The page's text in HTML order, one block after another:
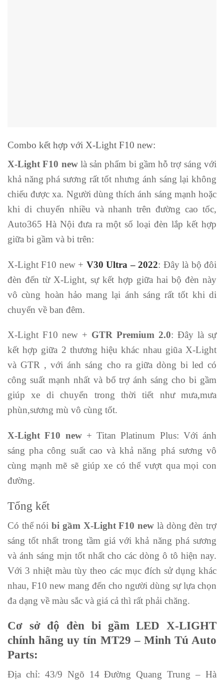
Combo kết hợp với X-Light F10 new:
X-Light F10 newlà sản phẩm bi gầm hỗ trợ sáng với
khả năng phá sương rất tốt nhưng ánh sáng lại không
chiếu được xa. Người dùng thích ánh sáng mạnh hoặc
khi di chuyển nhiều và nhanh trên đường cao tốc,
Auto365 Hà Nội đưa ra một số loại đèn lắp kết hợp
giữa bi gầm và bi trên:
X-Light F10 new + V30 Ultra – 2022: Đây là bộ đôi
đèn đến từ X-Light, sự kết hợp giữa hai bộ đèn này
vô cùng hoàn hảo mang lại ánh sáng rất tốt khi di
chuyển về ban đêm.
X-Light F10 new + GTR Premium 2.0: Đây là sự
kết hợp giữa 2 thương hiệu khác nhau giũa X-Light
và GTR , với ánh sáng cho ra giữa dòng bi led có
công suất mạnh nhất và bổ trợ ánh sáng cho bi gầm
giúp xe di chuyển trong thời tiết như mưa,mưa
phùn,sương mù vô cùng tốt.
X-Light F10 new+ Titan Platinum Plus: Với ánh
sáng pha công suất cao và khả năng phá sương vô
cùng mạnh mẽ sẽ giúp xe có thể vượt qua mọi con
đường.
Tổng kết
Có thể nóibi gầm X-Light F10 new là dòng đèn trợ
sáng tốt nhất trong tầm giá với khả năng phá sương
và ánh sáng mịn tốt nhất cho các dòng ô tô hiện nay.
Với 3 nhiệt màu tùy theo các mục đích sử dụng khác
nhau, F10 new mang đến cho người dùng sự lựa chọn
đa dạng về màu sắc và giá cả thì rất phải chăng.
Cơ sở độ đèn bi gầm LED X-LIGHT
chính hãng uy tín MT29 – Minh Tú Auto
Parts:
Địa chỉ: 43/9 Ngõ 14 Đường Quang Trung – Hà